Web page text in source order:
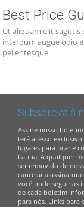
Best Price
Ut aliquam elit sagittis
interdum augue odio
pellentesque
Subscreva à
Assine nosso
terá acesso
lugares para ficar e
Latina. A qualquer
ser removido de
cancelar a
você pode seguir as
de cada boletim
para nós. Links para